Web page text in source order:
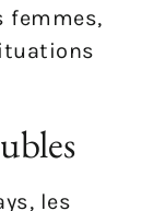
femmes,
les